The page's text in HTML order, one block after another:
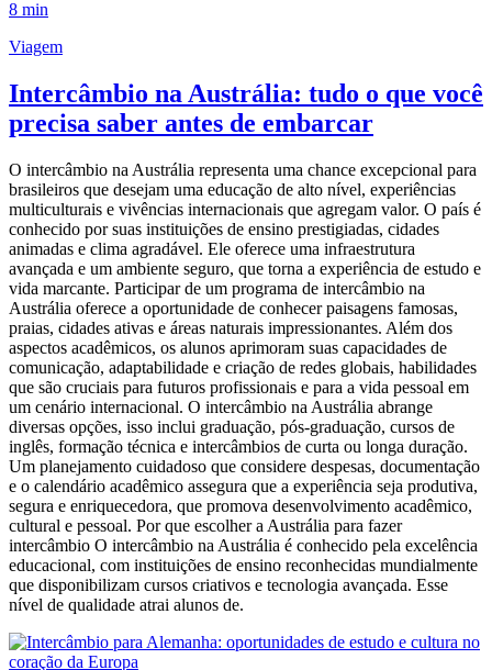
8 min
Viagem
Intercâmbio na Austrália: tudo o que você
precisa saber antes de embarcar
O intercâmbio na Austrália representa uma chance excepcional para
brasileiros que desejam uma educação de alto nível, experiências
multiculturais e vivências internacionais que agregam valor. O país é
conhecido por suas instituições de ensino prestigiadas, cidades
animadas e clima agradável. Ele oferece uma infraestrutura
avançada e um ambiente seguro, que torna a experiência de estudo e
vida marcante. Participar de um programa de intercâmbio na
Austrália oferece a oportunidade de conhecer paisagens famosas,
praias, cidades ativas e áreas naturais impressionantes. Além dos
aspectos acadêmicos, os alunos aprimoram suas capacidades de
comunicação, adaptabilidade e criação de redes globais, habilidades
que são cruciais para futuros profissionais e para a vida pessoal em
um cenário internacional. O intercâmbio na Austrália abrange
diversas opções, isso inclui graduação, pós-graduação, cursos de
inglês, formação técnica e intercâmbios de curta ou longa duração.
Um planejamento cuidadoso que considere despesas, documentação
e o calendário acadêmico assegura que a experiência seja produtiva,
segura e enriquecedora, que promova desenvolvimento acadêmico,
cultural e pessoal. Por que escolher a Austrália para fazer
intercâmbio O intercâmbio na Austrália é conhecido pela excelência
educacional, com instituições de ensino reconhecidas mundialmente
que disponibilizam cursos criativos e tecnologia avançada. Esse
nível de qualidade atrai alunos de.